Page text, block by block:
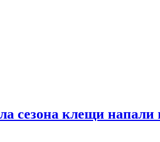
сезона клещи напали